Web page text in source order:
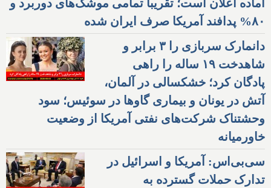
آماده اعلان است؛ تقریبا تمامی موشک‌های دوربرد و
۸۰% پدافند آمریکا صرف ایران شده
دانمارک سربازی را ۳ برابر و
شاهدخت ۱۹ ساله را راهی
پادگان کرد؛ خشکسالی در آلمان،
آتش در یونان و بیماری گاوها در سوئیس؛ سود
وحشتناک شرکت‌های نفتی آمریکا از وضعیت
خاورمیانه
سی‌بی‌اس: آمریکا و اسرائیل در
تدارک حملات گسترده به